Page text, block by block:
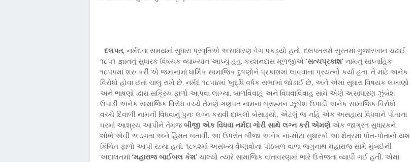
દલપત, નર્મદના સમયમાં સુધારા પ્રવૃતિએ અસાધારણ વેગ પકડ્યો હતો. દલપતરામે સુરતમાં ગુજારખાન ચઢાઈ
૧૮૫૧ જ્ઞાનનું સુધારક વિષયક વ્યાખ્યાન આપ્યું હતું. કરશનદાસ મૂળજીએ ‘સત્યપ્રકાશ’ નામનું સાપ્તાહિક
૧૮૫૫માં શરુ કરી એ જમાનામાં ધાર્મિક સામાજિક દુષણોને પ્રકાશમાં લાવવાના પ્રયત્નો કર્યા હતા. તે માટે અનેક
વિરોધો હોવા છતાં ચાલુ રાખે છે. નર્મદ ૧૮૫૪માં ‘બુદ્ધિ વર્ધક સભા’માં જોડાઈ છે, અને એમાં સુધારા વિષયક લખાણો
અને ભાષણો દ્વારા સક્રિય ફાળો આપવા લાગ્યા. બાળવિવાહ અને વિધવાવિવાહ સામે એણે અસાધારણ ઝુંબેશ
ઉપાડી અનેક સામાજિક વિરોધ વચ્ચે તેમણે ગણપત નામના બ્રાહ્મન ઝૂંબેશ ઉપાડી અનેક સામાજિક વિરોધો
વચ્ચે દિવાળી નામની વિધવાનું પુનઃ લગ્ન કરાવી દાખલો બેસાડ્યો, એટલું જ નહિ એક અસહાય વિધવાને પોતાના
ઘરમાં આશ્રય આપીને તેમજ બીજી એક વિધવા નર્મદા ગોરી સાથે લગ્ન કરી એમણે એક જાગ્રત સુધારકને
શોભે એવી અડગતા અને હિમત બતાવી. આ ઉપરાંત બીજા અનેક નાં-મોટા સુધારકો આ ક્ષેત્રમાં પોત-પોતાનો યશ
કિંચિત ફાળો આપી રહ્યા હતાં. ૧૮૬૨માં અસંખ્ય વૈષ્ણવોના પીઠબળ વાળા જગુનાથ મહારાજ સામે મુંબઈની
અદાલતમાં ‘મહારાજ બાઈબલ કેશ’ ચાલ્યો ત્યારે સામાજિક વાતાવરણમાં ભારે ઉત્તેજના વ્યાપી ગઈ હતી. એમાં